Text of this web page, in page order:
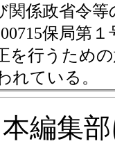
関係政省令
保局第１
を行うため
れている。
編集